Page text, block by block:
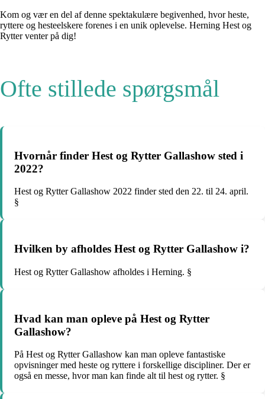
Kom og vær en del af denne spektakulære begivenhed, hvor heste,
ryttere og hesteelskere forenes i en unik oplevelse. Herning Hest og
Rytter venter på dig!
Ofte stillede spørgsmål
Hvornår finder Hest og Rytter Gallashow sted i
2022?
Hest og Rytter Gallashow 2022 finder sted den 22. til 24. april.
§
Hvilken by afholdes Hest og Rytter Gallashow i?
Hest og Rytter Gallashow afholdes i Herning. §
Hvad kan man opleve på Hest og Rytter
Gallashow?
På Hest og Rytter Gallashow kan man opleve fantastiske
opvisninger med heste og ryttere i forskellige discipliner. Der er
også en messe, hvor man kan finde alt til hest og rytter. §